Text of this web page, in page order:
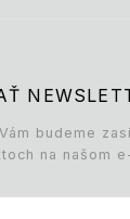
budeme
na našom